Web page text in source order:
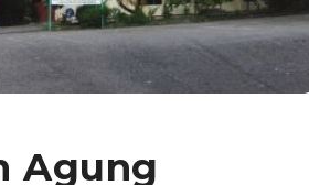
Agung